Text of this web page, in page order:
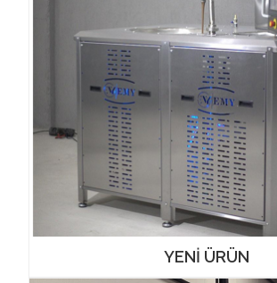
YENİ ÜRÜN